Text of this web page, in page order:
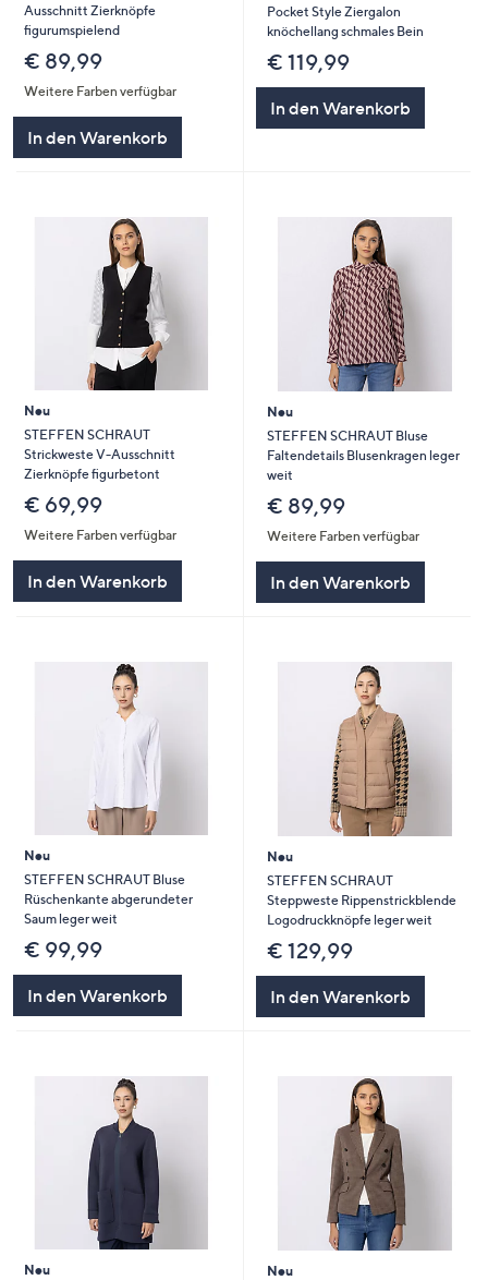
Ausschnitt Zierknöpfe
figurumspielend
€ 89,99
Weitere Farben verfügbar
In den Warenkorb
Pocket Style Ziergalon
knöchellang schmales Bein
€ 119,99
In den Warenkorb
Neu
STEFFEN SCHRAUT
Strickweste V-Ausschnitt
Zierknöpfe figurbetont
€ 69,99
Weitere Farben verfügbar
In den Warenkorb
Neu
STEFFEN SCHRAUT Bluse
Faltendetails Blusenkragen leger
weit
€ 89,99
Weitere Farben verfügbar
In den Warenkorb
Neu
STEFFEN SCHRAUT Bluse
Rüschenkante abgerundeter
Saum leger weit
€ 99,99
In den Warenkorb
Neu
STEFFEN SCHRAUT
Steppweste Rippenstrickblende
Logodruckknöpfe leger weit
€ 129,99
In den Warenkorb
Neu
Neu